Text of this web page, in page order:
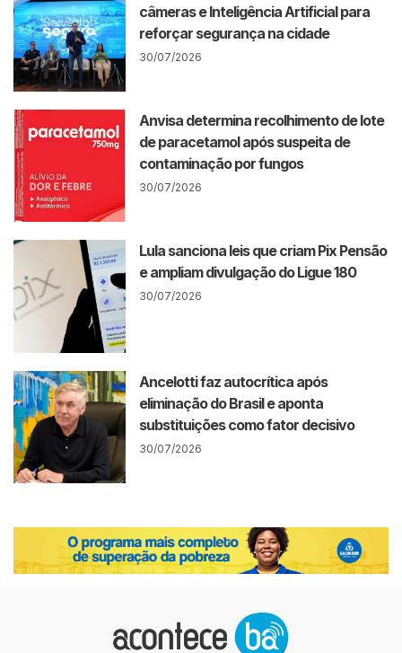
câmeras e Inteligência Artificial para
reforçar segurança na cidade
30/07/2026
Anvisa determina recolhimento de lote
de paracetamol após suspeita de
contaminação por fungos
30/07/2026
Lula sanciona leis que criam Pix Pensão
e ampliam divulgação do Ligue 180
30/07/2026
Ancelotti faz autocrítica após
eliminação do Brasil e aponta
substituições como fator decisivo
30/07/2026